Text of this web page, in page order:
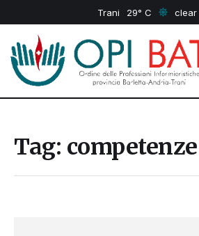
Trani 29 clear
Tag: competenze